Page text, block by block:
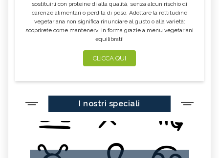
sostituirli con proteine di alta qualità, senza alcun rischio di
carenze alimentari o perdita di peso. Adottare la rettitudine
vegetariana non significa rinunciare al gusto o alla varietà:
scoprirete come mantenervi in forma grazie a menu vegetariani
equilibrati!
CLICCA QUI
I nostri speciali